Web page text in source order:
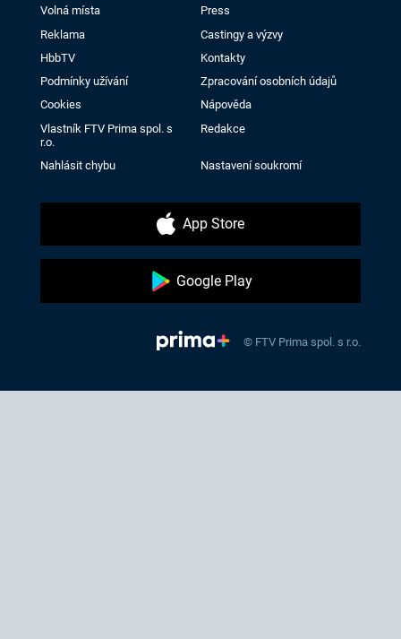
Volná místa
Press
Reklama
Castingy a výzvy
HbbTV
Kontakty
Podmínky užívání
Zpracování osobních údajů
Cookies
Nápověda
Vlastník FTV Prima spol. s
r.o.
Redakce
Nahlásit chybu Nastavení soukromí
App Store
Google Play
© FTV Prima spol. s r.o.